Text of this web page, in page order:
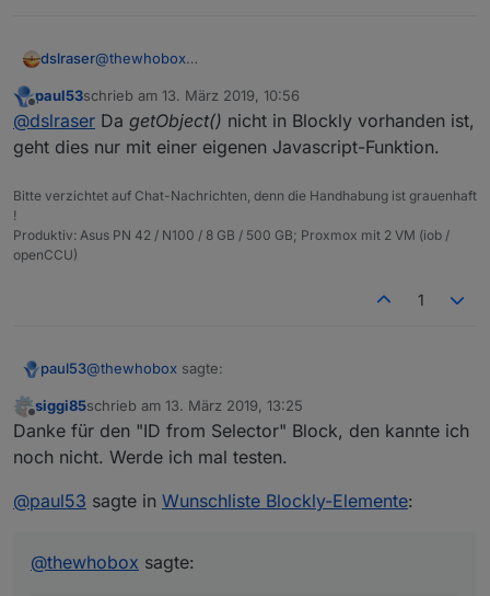
dslraser@thewhobox
ich versuche mich gerade am Fensterskript in Blockly.
Beim öffnen eines Fensters bekomme ich schon mal
alle Fenster mit Ihrem Status (0,1,2) im Log. Allerdings
nicht die Namen sondern die ID.
bekommen ?
Offline
paul53schrieb am 13. März 2019, 10:56
zuletzt editiert von
@dslraser Da getObject() nicht in Blockly vorhanden ist,
geht dies nur mit einer eigenen Javascript-Funktion.
Bitte verzichtet auf Chat-Nachrichten, denn die Handhabung ist grauenhaft
!
Produktiv: Asus PN 42 / N100 / 8 GB / 500 GB; Proxmox mit 2 VM (iob /
openCCU)
1
paul53@thewhobox sagte:
Heißt das müsste ja aber auch so schon
funktionieren:
Nein, das ist noch kein Regex, sondern ein String mit
@thewhoboxsagte:
da es kein Blockly für "getObject" gibt. Richtig?
Offline
siggi85schrieb am 13. März 2019, 13:25
zuletzt editiert von
Danke für den "ID from Selector" Block, den kannte ich
noch nicht. Werde ich mal testen.
@paul53 sagte in Wunschliste Blockly-Elemente:
@thewhobox sagte: